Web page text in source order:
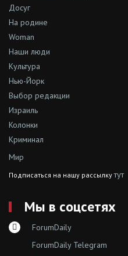
Досуг
На родине
Woman
Наши люди
Культура
Нью-Йорк
Выбор редакции
Израиль
Колонки
Криминал
Мир
Подписаться на нашу рассылкутут
Мы в соцсетях
ForumDaily
ForumDaily Telegram